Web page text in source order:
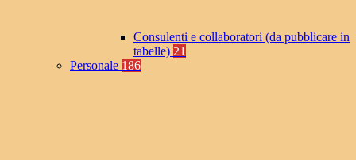
Consulenti e collaboratori (da pubblicare in
tabelle) 21
Personale 186